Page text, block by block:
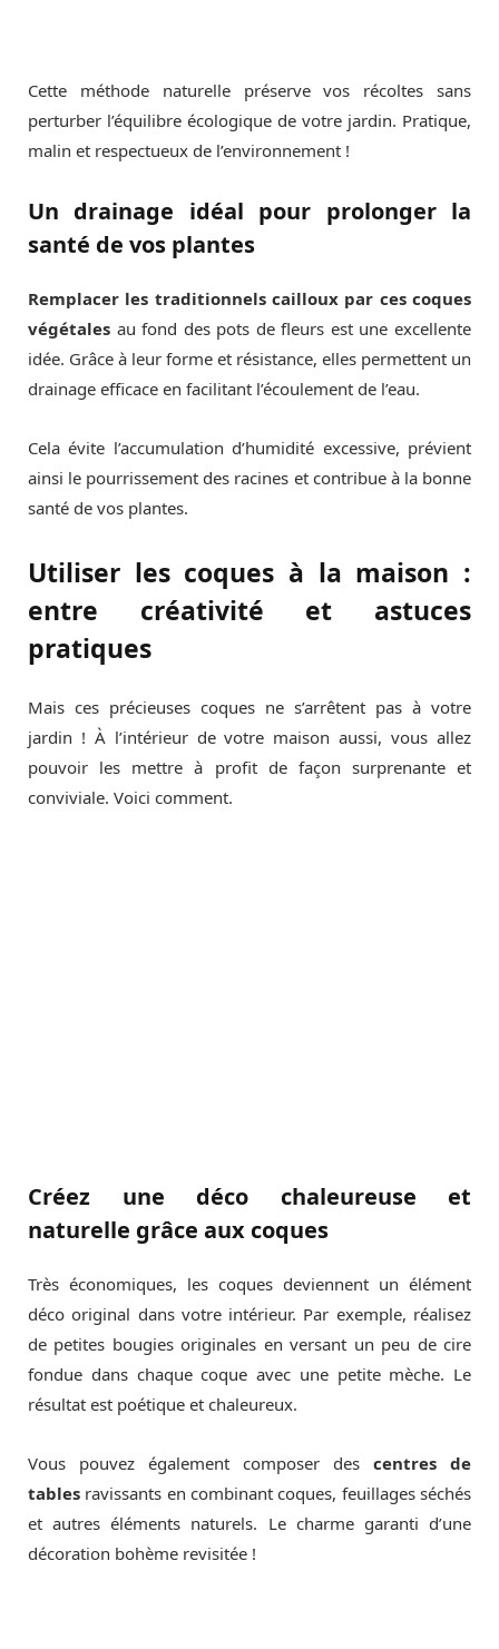
Cette méthode naturelle préserve vos récoltes sans
perturber l’équilibre écologique de votre jardin. Pratique,
malin et respectueux de l’environnement !
Un drainage idéal pour prolonger la
santé de vos plantes
Remplacer les traditionnels cailloux par ces coques
végétales au fond des pots de fleurs est une excellente
idée. Grâce à leur forme et résistance, elles permettent un
drainage efficace en facilitant l’écoulement de l’eau.
Cela évite l’accumulation d’humidité excessive, prévient
ainsi le pourrissement des racines et contribue à la bonne
santé de vos plantes.
Utiliser les coques à la maison :
entre créativité et astuces
pratiques
Mais ces précieuses coques ne s’arrêtent pas à votre
jardin ! À l’intérieur de votre maison aussi, vous allez
pouvoir les mettre à profit de façon surprenante et
conviviale. Voici comment.
Créez une déco chaleureuse et
naturelle grâce aux coques
Très économiques, les coques deviennent un élément
déco original dans votre intérieur. Par exemple, réalisez
de petites bougies originales en versant un peu de cire
fondue dans chaque coque avec une petite mèche. Le
résultat est poétique et chaleureux.
Vous pouvez également composer des centres de
tables ravissants en combinant coques, feuillages séchés
et autres éléments naturels. Le charme garanti d’une
décoration bohème revisitée !